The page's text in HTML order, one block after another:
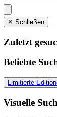
✕ Schließen
Zuletzt
Beliebte
Limitierte
Visuelle